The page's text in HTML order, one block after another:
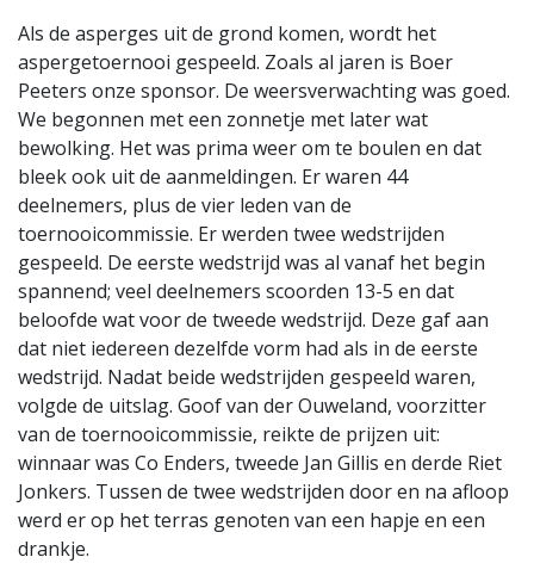
Als de asperges uit de grond komen, wordt het
aspergetoernooi gespeeld. Zoals al jaren is Boer
Peeters onze sponsor. De weersverwachting was goed.
We begonnen met een zonnetje met later wat
bewolking. Het was prima weer om te boulen en dat
bleek ook uit de aanmeldingen. Er waren 44
deelnemers, plus de vier leden van de
toernooicommissie. Er werden twee wedstrijden
gespeeld. De eerste wedstrijd was al vanaf het begin
spannend; veel deelnemers scoorden 13-5 en dat
beloofde wat voor de tweede wedstrijd. Deze gaf aan
dat niet iedereen dezelfde vorm had als in de eerste
wedstrijd. Nadat beide wedstrijden gespeeld waren,
volgde de uitslag. Goof van der Ouweland, voorzitter
van de toernooicommissie, reikte de prijzen uit:
winnaar was Co Enders, tweede Jan Gillis en derde Riet
Jonkers. Tussen de twee wedstrijden door en na afloop
werd er op het terras genoten van een hapje en een
drankje.